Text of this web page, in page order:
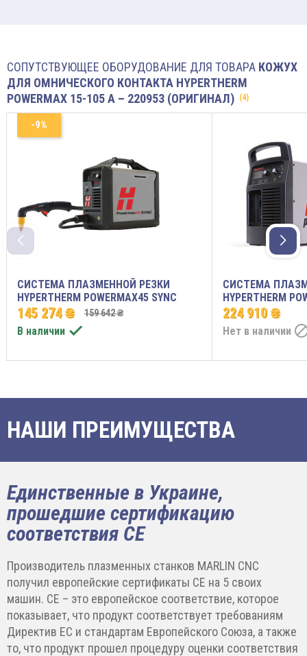
СОПУТСТВУЮЩЕЕ ОБОРУДОВАНИЕ ДЛЯ ТОВАРА КОЖУХ
ДЛЯ ОМНИЧЕСКОГО КОНТАКТА HYPERTHERM
POWERMAX 15-105 A – 220953 (ОРИГИНАЛ) (4)
СИСТЕМА ПЛАЗМЕННОЙ РЕЗКИ
HYPERTHERM POWERMAX45 SYNC
145 274 ₴ 159 642 ₴
В наличии 
-9%
СИСТЕМА
HYPERTHERM
224 910 ₴
Нет в наличии
НАШИ ПРЕИМУЩЕСТВА
Единственные в Украине,
прошедшие сертификацию
соответствия CE
Производитель плазменных станков MARLIN CNC
получил европейские сертификаты CE на 5 своих
машин. CE – это европейское соответствие, которое
показывает, что продукт соответствует требованиям
Директив ЕС и стандартам Европейского Союза, а также
то, что продукт прошел процедуру оценки соответствия